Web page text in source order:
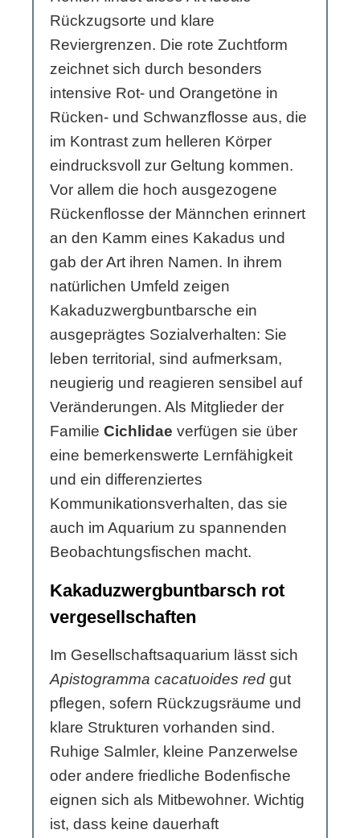
Rückzugsorte und klare
Reviergrenzen. Die rote Zuchtform
zeichnet sich durch besonders
intensive Rot- und Orangetöne in
Rücken- und Schwanzflosse aus, die
im Kontrast zum helleren Körper
eindrucksvoll zur Geltung kommen.
Vor allem die hoch ausgezogene
Rückenflosse der Männchen erinnert
an den Kamm eines Kakadus und
gab der Art ihren Namen. In ihrem
natürlichen Umfeld zeigen
Kakaduzwergbuntbarsche ein
ausgeprägtes Sozialverhalten: Sie
leben territorial, sind aufmerksam,
neugierig und reagieren sensibel auf
Veränderungen. Als Mitglieder der
Familie Cichlidae verfügen sie über
eine bemerkenswerte Lernfähigkeit
und ein differenziertes
Kommunikationsverhalten, das sie
auch im Aquarium zu spannenden
Beobachtungsfischen macht.
Kakaduzwergbuntbarsch rot
vergesellschaften
Im Gesellschaftsaquarium lässt sich
Apistogramma cacatuoides red gut
pflegen, sofern Rückzugsräume und
klare Strukturen vorhanden sind.
Ruhige Salmler, kleine Panzerwelse
oder andere friedliche Bodenfische
eignen sich als Mitbewohner. Wichtig
ist, dass keine dauerhaft